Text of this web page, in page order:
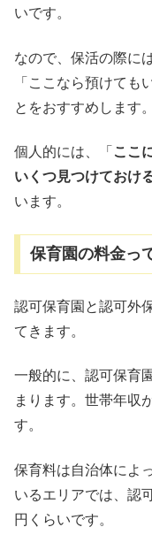
いです。
なので、保活の際に
「ここなら預けても
とをおすすめします。
個人的には、「 ここ
いくつ見つけておけ
います。
保育園の料金っ
認可保育園と認可外
てきます。
一般的に、認可保育
まります。世帯年収
す。
保育料は自治体によ
いるエリアでは、認
円くらいです。